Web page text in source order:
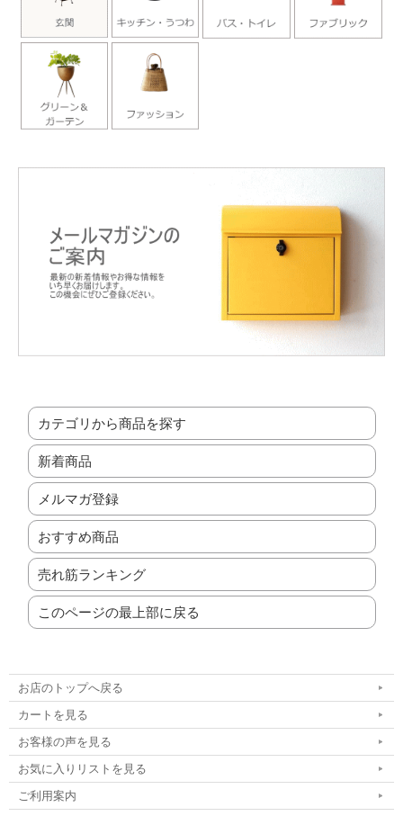
カテゴリから商品を探す
新着商品
メルマガ登録
おすすめ商品
売れ筋ランキング
このページの最上部に戻る
お店のトップへ戻る
カートを見る
お客様の声を見る
お気に入りリストを見る
ご利用案内